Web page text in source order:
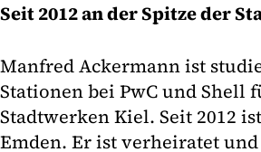
Seit 2012 an der Spitze der
Manfred Ackermann ist
Stationen bei PwC und Shell
Stadtwerken Kiel. Seit 2012
Emden. Er ist verheiratet